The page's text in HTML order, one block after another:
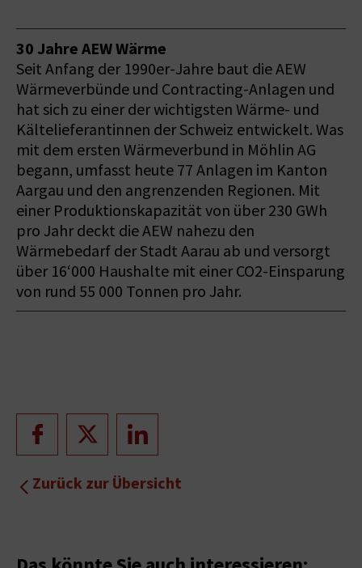
30 Jahre AEW Wärme
Seit Anfang der 1990er-Jahre baut die AEW
Wärmeverbünde und Contracting-Anlagen und
hat sich zu einer der wichtigsten Wärme- und
Kältelieferantinnen der Schweiz entwickelt. Was
mit dem ersten Wärmeverbund in Möhlin AG
begann, umfasst heute 77 Anlagen im Kanton
Aargau und den angrenzenden Regionen. Mit
einer Produktionskapazität von über 230 GWh
pro Jahr deckt die AEW nahezu den
Wärmebedarf der Stadt Aarau ab und versorgt
über 16‘000 Haushalte mit einer CO2-Einsparung
von rund 55 000 Tonnen pro Jahr.
Zurück zur Übersicht